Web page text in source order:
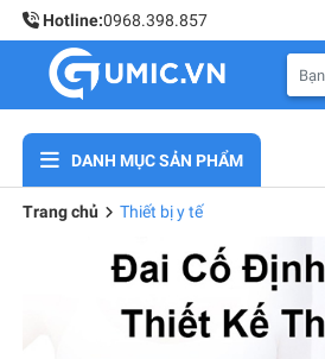
Hotline:0968.398.857
DANH MỤC SẢN PHẨM
Trang chủ Thiết bị y tế